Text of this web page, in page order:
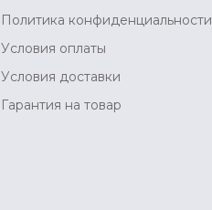
Политика конфиденциальности
Условия оплаты
Условия доставки
Гарантия на товар